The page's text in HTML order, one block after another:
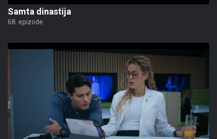
Samta dinastija
68. epizode